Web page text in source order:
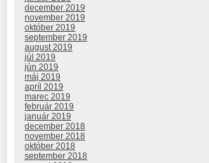
december 2019
november 2019
október 2019
september 2019
august 2019
júl 2019
jún 2019
máj 2019
apríl 2019
marec 2019
február 2019
január 2019
december 2018
november 2018
október 2018
september 2018